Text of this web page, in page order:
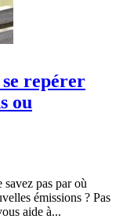
repérer
ou
pas par où
émissions ? Pas
aide à...